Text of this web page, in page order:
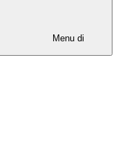
Menu di